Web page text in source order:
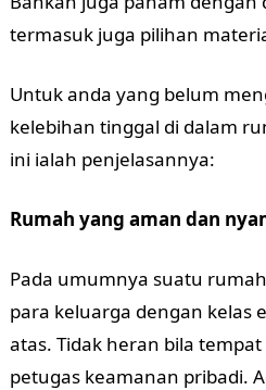
termasuk juga pilihan
Untuk anda yang belum
kelebihan tinggal di dalam
ini ialah penjelasannya:
Rumah yang aman dan
Pada umumnya suatu
para keluarga dengan kelas
atas. Tidak heran bila
petugas keamanan pribadi.